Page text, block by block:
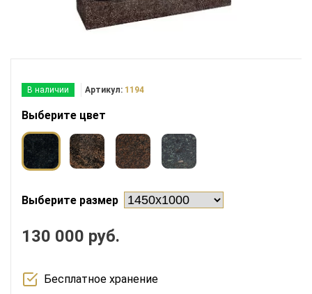
В наличии Артикул: 1194
Выберите цвет
Выберите размер
130 000 руб.
Бесплатное хранение